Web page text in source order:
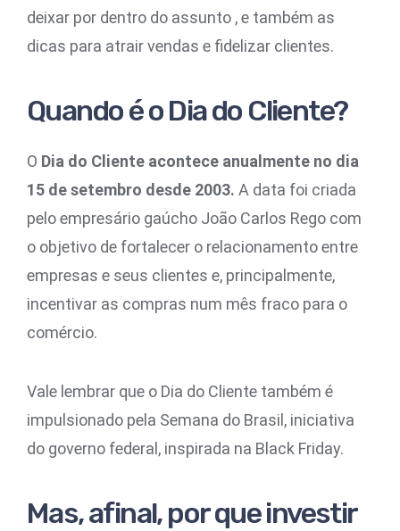
deixar por dentro do assunto , e também as
dicas para atrair vendas e fidelizar clientes.
Quando é o Dia do Cliente?
O Dia do Cliente acontece anualmente no dia
15 de setembro desde 2003. A data foi criada
pelo empresário gaúcho João Carlos Rego com
o objetivo de fortalecer o relacionamento entre
empresas e seus clientes e, principalmente,
incentivar as compras num mês fraco para o
comércio.
Vale lembrar que o Dia do Cliente também é
impulsionado pela Semana do Brasil, iniciativa
do governo federal, inspirada na Black Friday.
Mas, afinal, por que investir